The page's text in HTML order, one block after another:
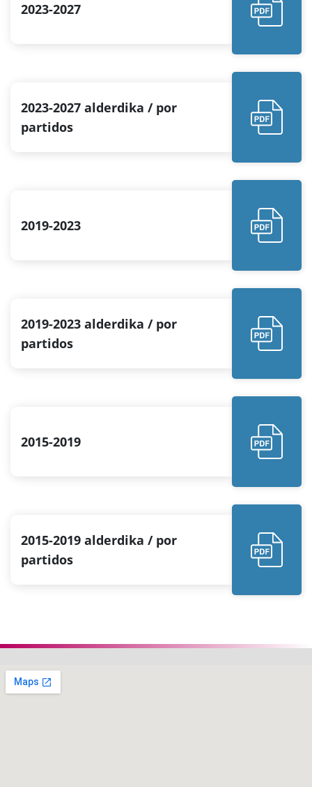
2023-2027
2023-2027 alderdika / por
partidos
2019-2023
2019-2023 alderdika / por
partidos
2015-2019
2015-2019 alderdika / por
partidos